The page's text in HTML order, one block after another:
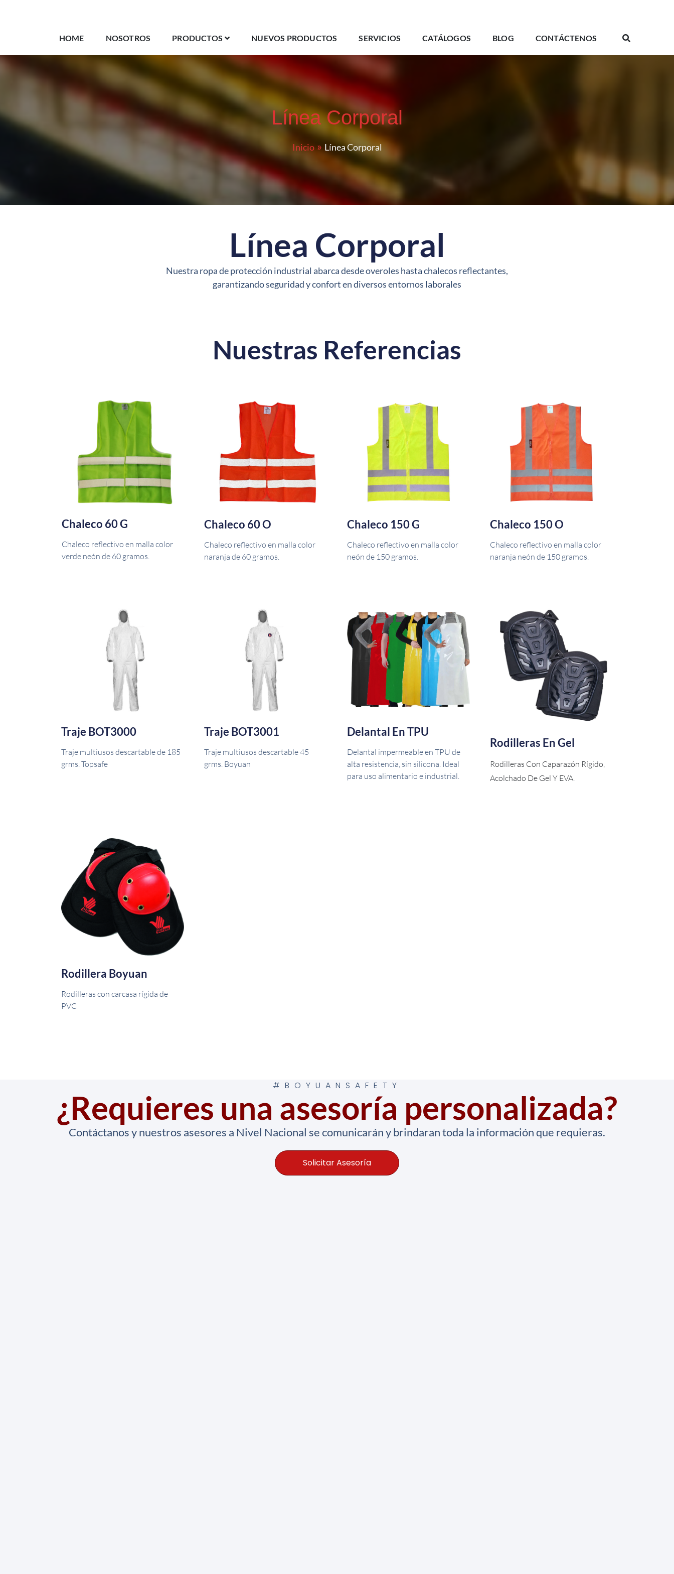
HOME NOSOTROS PRODUCTOS NUEVOS PRODUCTOS SERVICIOS CATÁLOGOS BLOG CONTÁCTENOS
Línea Corporal
Inicio Línea Corporal
Línea Corporal
Nuestra ropa de protección industrial abarca desde overoles hasta chalecos reflectantes,
garantizando seguridad y confort en diversos entornos laborales
Nuestras Referencias
Chaleco 60 G
Chaleco reflectivo en malla color
verde neón de 60 gramos.
Chaleco 60 O
Chaleco reflectivo en malla color
naranja de 60 gramos.
Chaleco 150 G
Chaleco reflectivo en malla color
neón de 150 gramos.
Chaleco 150 O
Chaleco reflectivo en malla color
naranja neón de 150 gramos.
Traje BOT3000
Traje multiusos descartable de 185
grms. Topsafe
Traje BOT3001
Traje multiusos descartable 45
grms. Boyuan
Delantal En TPU
Delantal impermeable en TPU de
alta resistencia, sin silicona. Ideal
para uso alimentario e industrial.
Rodilleras En Gel
Rodilleras Con Caparazón Rígido,
Acolchado De Gel Y EVA.
Rodillera Boyuan
Rodilleras con carcasa rígida de
PVC
#BOYUANSAFETY
¿Requieres una asesoría personalizada?
Contáctanos y nuestros asesores a Nivel Nacional se comunicarán y brindaran toda la información que requieras.
Solicitar Asesoría